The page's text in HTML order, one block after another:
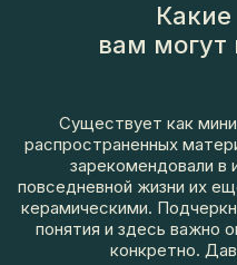
вам могут
Существует как
распространенных
зарекомендовали в
повседневной жизни их
керамическими.
понятия и здесь важно
конкретно.